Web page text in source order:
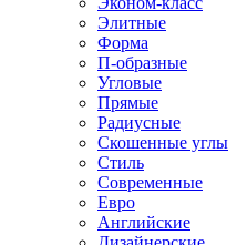
Элитные
Форма
П-образные
Угловые
Прямые
Радиусные
Скошенные углы
Стиль
Современные
Евро
Английские